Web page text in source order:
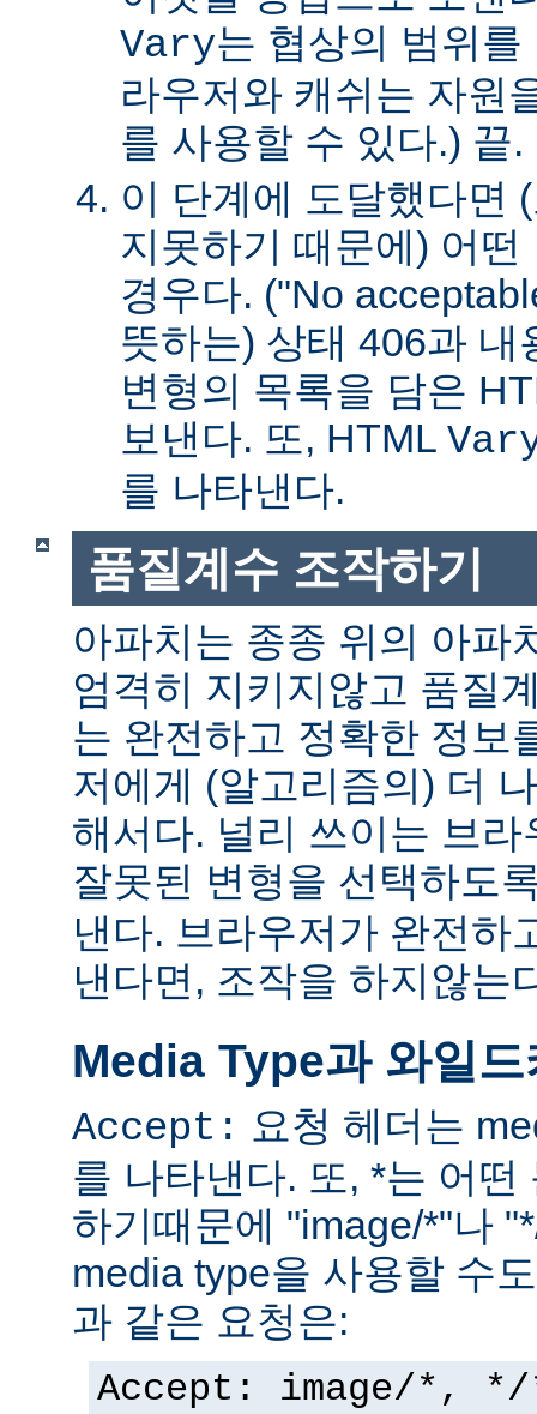
Vary는 협상의 범위
라우저와 캐쉬는 자원
를 사용할 수 있다.) 끝.
이 단계에 도달했다면
지못하기 때문에) 어
경우다. ("No
뜻하는) 상태 406과 내
변형의 목록을 담은
보낸다. 또, HTML
를 나타낸다.
품질계수 조작하기
아파치는 종종 위의 아파
엄격히 지키지않고 품질
는 완전하고 정확한 정보
저에게 (알고리즘의) 더
해서다. 널리 쓰이는 브
잘못된 변형을 선택하도
낸다. 브라우저가 완전하
낸다면, 조작을 하지않는
Media Type과 와일드
Accept: 요청 헤더는
를 나타낸다. 또, *는 어
하기때문에 "image/*"나
media type을 사용할 수
과 같은 요청은:
Accept: image/*,